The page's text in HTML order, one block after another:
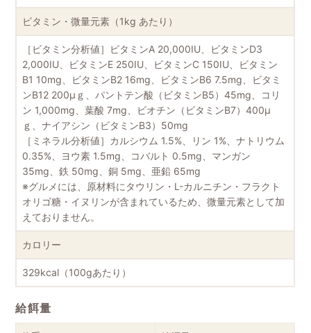
ビタミン・微量元素（1kg あたり）
［ビタミン分析値］ビタミンA 20,000IU、ビタミンD3
2,000IU、ビタミンE 250IU、ビタミンC 150IU、ビタミン
B1 10mg、ビタミンB2 16mg、ビタミンB6 7.5mg、ビタミ
ンB12 200μｇ、パントテン酸（ビタミンB5）45mg、コリ
ン 1,000mg、葉酸 7mg、ビオチン（ビタミンB7）400μ
ｇ、ナイアシン（ビタミンB3）50mg
［ミネラル分析値］カルシウム 1.5%、リン 1%、ナトリウム
0.35%、ヨウ素 1.5mg、コバルト 0.5mg、マンガン
35mg、鉄 50mg、銅 5mg、亜鉛 65mg
※グルメには、原材料にタウリン・L-カルニチン・フラクト
オリゴ糖・イヌリンが含まれているため、微量元素として加
えておりません。
カロリー
329kcal（100gあたり）
給餌量